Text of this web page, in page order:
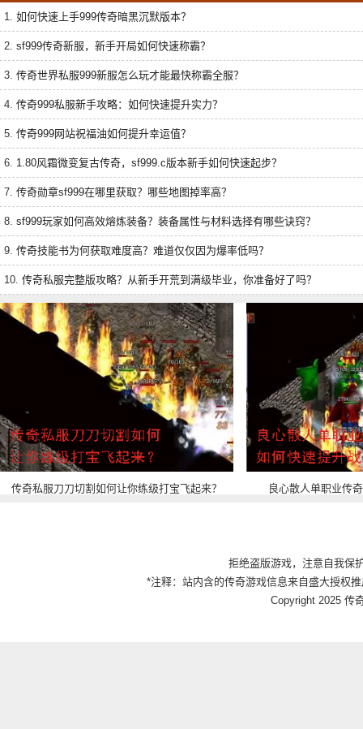
1. 如何快速上手999传奇暗黑沉默版本？
2. sf999传奇新服，新手开局如何快速称霸？
3. 传奇世界私服999新服怎么玩才能最快称霸全服？
4. 传奇999私服新手攻略：如何快速提升实力？
5. 传奇999网站祝福油如何提升幸运值？
6. 1.80风霜微变复古传奇，sf999.c版本新手如何快速起步？
7. 传奇勋章sf999在哪里获取？哪些地图掉率高？
8. sf999玩家如何高效熔炼装备？装备属性与材料选择有哪些诀窍？
9. 传奇技能书为何获取难度高？难道仅仅因为爆率低吗？
10. 传奇私服完整版攻略？从新手开荒到满级毕业，你准备好了吗？
传奇私服刀刀切割如何让你练级打宝飞起来？ 良心散人单职业传
拒绝盗版游戏，注意自我保
*注释：站内含的传奇游戏信息来自盛大授权
Copyright 2025 传